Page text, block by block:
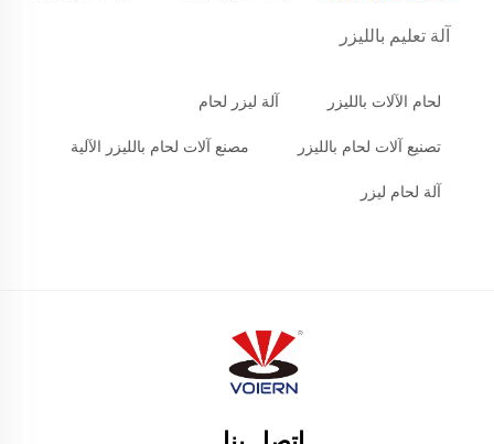
آلة تعليم بالليزر
لحام الآلات بالليزر آلة ليزر لحام
تصنيع آلات لحام بالليزر مصنع آلات لحام بالليزر الآلية
آلة لحام ليزر